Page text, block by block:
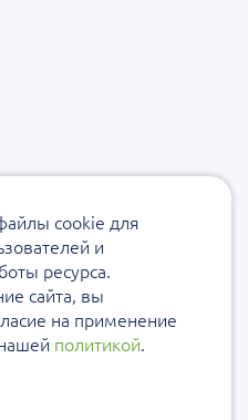
cookie для
и
ресурса.
сайта, вы
на применение
политикой.